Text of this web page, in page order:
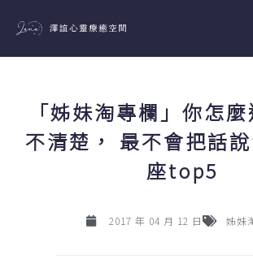
主
「姊妹淘專欄」你怎
不清楚， 最不會把話
座top5
2017 年 04 月 12 日 姊妹